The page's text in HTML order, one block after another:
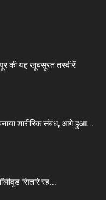
की यह खूबसूरत तस्वीरें
शारीरिक संबंध, आगे हुआ...
सितारे रह...